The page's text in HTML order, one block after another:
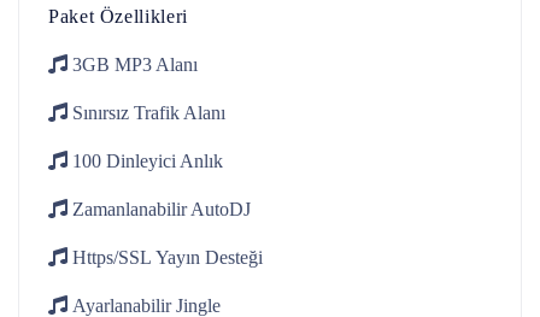
Paket Özellikleri
3GB MP3 Alanı
Sınırsız Trafik Alanı
100 Dinleyici Anlık
ZamanlanabilirAutoDJ
Https/SSL Yayın Desteği
AyarlanabilirJingle